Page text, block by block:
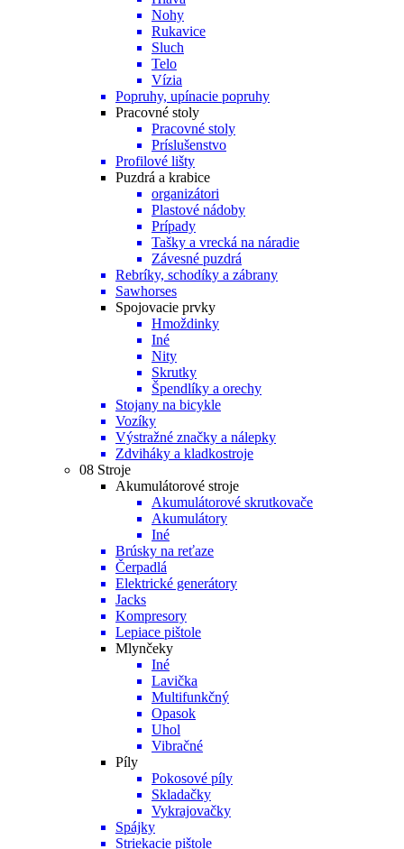
Nohy
Rukavice
Sluch
Telo
Vízia
Popruhy, upínacie popruhy
Pracovné stoly
Pracovné stoly
Príslušenstvo
Profilové lišty
Puzdrá a krabice
organizátori
Plastové nádoby
Prípady
Tašky a vrecká na náradie
Závesné puzdrá
Rebríky, schodíky a zábrany
Sawhorses
Spojovacie prvky
Hmoždinky
Iné
Nity
Skrutky
Špendlíky a orechy
Stojany na bicykle
Vozíky
Výstražné značky a nálepky
Zdviháky a kladkostroje
08 Stroje
Akumulátorové stroje
Akumulátorové skrutkovače
Akumulátory
Iné
Brúsky na reťaze
Čerpadlá
Elektrické generátory
Jacks
Kompresory
Lepiace pištole
Mlynčeky
Iné
Lavička
Multifunkčný
Opasok
Uhol
Vibračné
Píly
Pokosové píly
Skladačky
Vykrajovačky
Spájky
Striekacie pištole